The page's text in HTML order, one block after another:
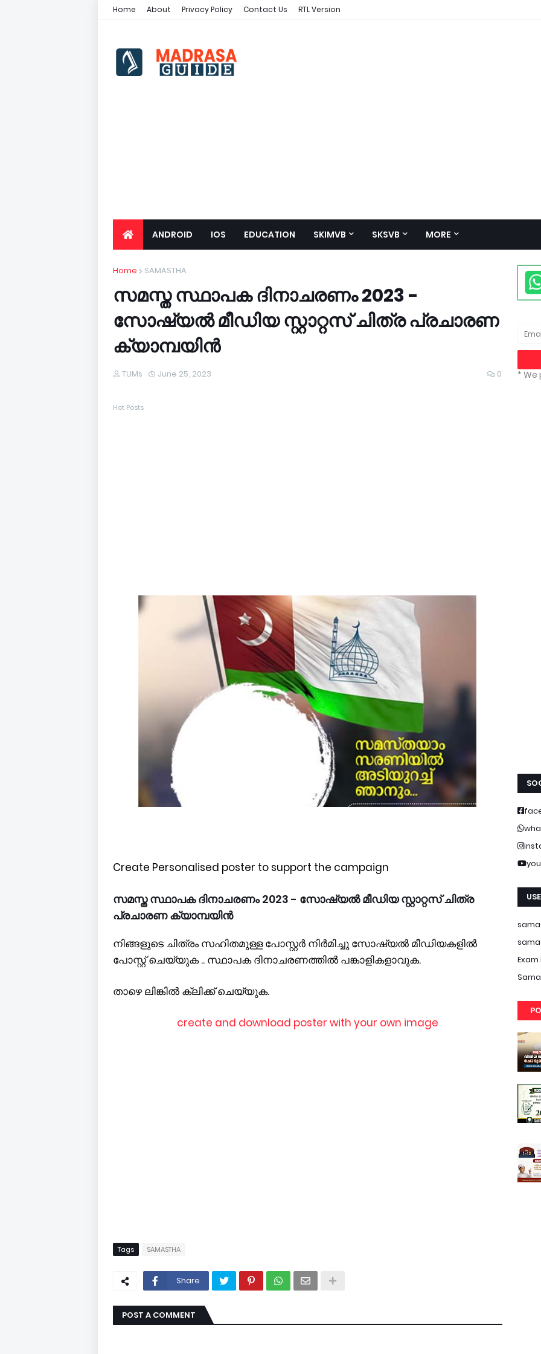
Home About Privacy Policy Contact Us RTL Version
ANDROID IOS EDUCATION SKIMVB SKSVB MORE
Home SAMASTHA
സമസ്ത സ്ഥാപക ദിനാചരണം 2023 -
സോഷ്യൽ മീഡിയ സ്റ്റാറ്റസ് ചിത്ര പ്രചാരണ
ക്യാമ്പയിൻ
TUMs June 25, 2023 0
Hot Posts
Create Personalised poster to support the campaign
സമസ്ത സ്ഥാപക ദിനാചരണം 2023 - സോഷ്യൽ മീഡിയ സ്റ്റാറ്റസ് ചിത്ര
പ്രചാരണ ക്യാമ്പയിൻ
നിങ്ങളുടെ ചിത്രം സഹിതമുള്ള പോസ്റ്റർ നിർമിച്ചു സോഷ്യൽ മീഡിയകളിൽ
പോസ്റ്റ് ചെയ്യുക .. സ്ഥാപക ദിനാചരണത്തിൽ പങ്കാളികളാവുക.
താഴെ ലിങ്കിൽ ക്ലിക്ക് ചെയ്യുക.
create and download poster with your own image
Tags SAMASTHA
Share
POST A COMMENT
*
Exam